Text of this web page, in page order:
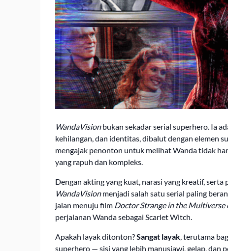
WandaVisionbukan sekadar serial superhero. Ia
kehilangan, dan identitas, dibalut dengan elemen
mengajak penonton untuk melihat Wanda tidak
yang rapuh dan kompleks.
Dengan akting yang kuat, narasi yang kreatif,
WandaVisionmenjadi salah satu serial paling
jalan menuju film Doctor Strange in the Multiverse
perjalanan Wanda sebagai Scarlet Witch.
Apakah layak ditonton?Sangat layak, terutama
superhero — sisi yang lebih manusiawi, gelap, dan